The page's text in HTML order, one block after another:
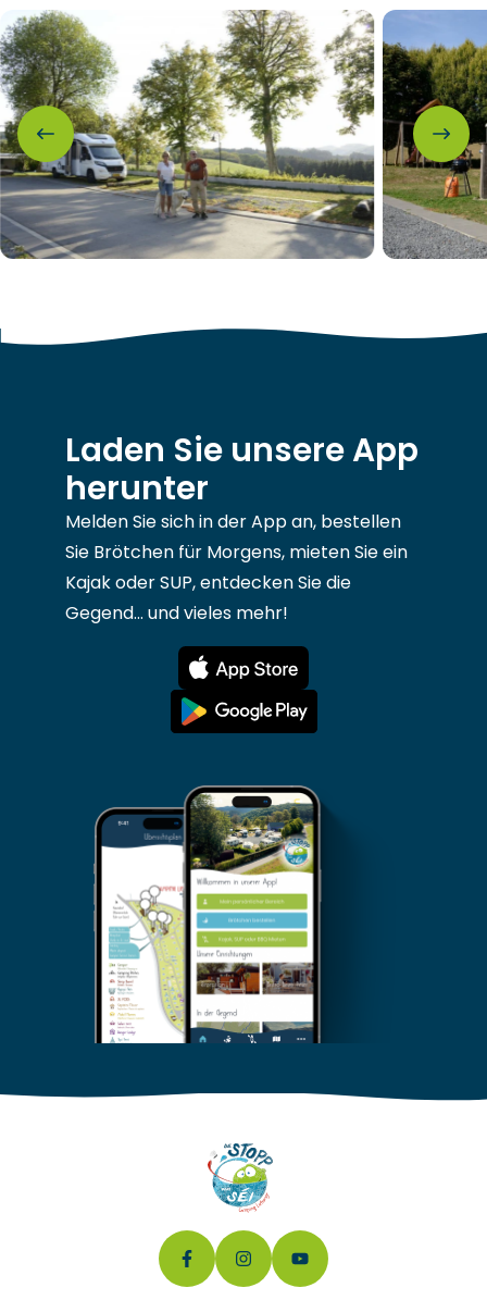
Laden Sie unsere App
herunter
Melden Sie sich in der App an, bestellen
Sie Brötchen für Morgens, mieten Sie ein
Kajak oder SUP, entdecken Sie die
Gegend... und vieles mehr!